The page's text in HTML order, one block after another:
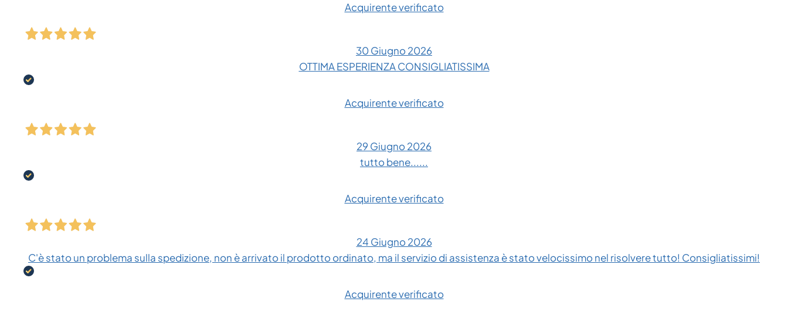
Acquirente verificato
30 Giugno 2026
OTTIMA ESPERIENZA CONSIGLIATISSIMA
Acquirente verificato
29 Giugno 2026
tutto bene......
Acquirente verificato
24 Giugno 2026
C'è stato un problema sulla spedizione, non è arrivato il prodotto ordinato, ma il servizio di assistenza è stato velocissimo nel risolvere tutto! Consigliatissimi!
Acquirente verificato